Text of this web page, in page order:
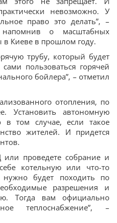
невозможно. У
право это делать”, –
напомнив о масштабных
в Киеве в прошлом году.
трубу, который будет
пользоваться горячей
бойлера”, – отметил
отопления, по
Установить автономную
в том случае, если такое
жителей. И придется
проведете собрание и
котельную или что-то
будет походить по
разрешения и
Тогда вам официально
теплоснабжение”, –